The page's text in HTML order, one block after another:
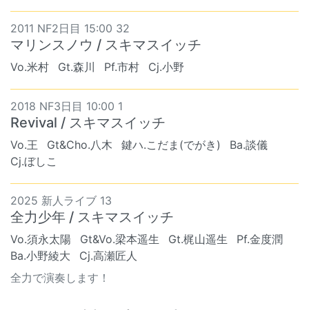
2011 NF2日目 15:00 32
マリンスノウ / スキマスイッチ
Vo.米村 Gt.森川 Pf.市村 Cj.小野
2018 NF3日目 10:00 1
Revival / スキマスイッチ
Vo.王 Gt&Cho.八木 鍵ハ.こだま(でがき)
Ba.談儀
Cj.ぼしこ
2025 新人ライブ 13
全力少年 / スキマスイッチ
Vo.須永太陽 Gt&Vo.梁本遥生 Gt.梶山遥生
Pf.金度潤
Ba.小野綾大
Cj.高瀬匠人
全力で演奏します！